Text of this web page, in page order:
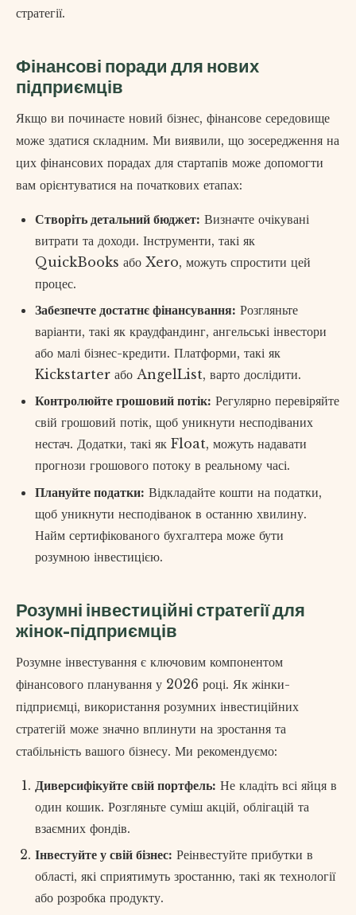
стратегії.
Фінансові поради для нових
підприємців
Якщо ви починаєте новий бізнес, фінансове середовище
може здатися складним. Ми виявили, що зосередження на
цих фінансових порадах для стартапів може допомогти
вам орієнтуватися на початкових етапах:
Створіть детальний бюджет: Визначте очікувані
витрати та доходи. Інструменти, такі як
QuickBooks або Xero, можуть спростити цей
процес.
Забезпечте достатнє фінансування: Розгляньте
варіанти, такі як краудфандинг, ангельські інвестори
або малі бізнес-кредити. Платформи, такі як
Kickstarter або AngelList, варто дослідити.
Контролюйте грошовий потік: Регулярно перевіряйте
свій грошовий потік, щоб уникнути несподіваних
нестач. Додатки, такі як Float, можуть надавати
прогнози грошового потоку в реальному часі.
Плануйте податки: Відкладайте кошти на податки,
щоб уникнути несподіванок в останню хвилину.
Найм сертифікованого бухгалтера може бути
розумною інвестицією.
Розумні інвестиційні стратегії для
жінок-підприємців
Розумне інвестування є ключовим компонентом
фінансового планування у 2026 році. Як жінки-
підприємці, використання розумних інвестиційних
стратегій може значно вплинути на зростання та
стабільність вашого бізнесу. Ми рекомендуємо:
Диверсифікуйте свій портфель: Не кладіть всі яйця в
один кошик. Розгляньте суміш акцій, облігацій та
взаємних фондів.
Інвестуйте у свій бізнес: Реінвестуйте прибутки в
області, які сприятимуть зростанню, такі як технології
або розробка продукту.